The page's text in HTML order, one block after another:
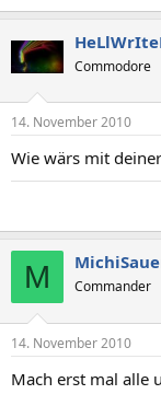
Commodore
14. November 2010
Wie wärs mit
M Commander
14. November 2010
Mach erst mal alle